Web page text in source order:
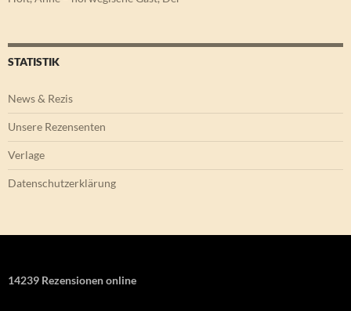
STATISTIK
News & Rezis
Unsere Rezensenten
Verlage
Datenschutzerklärung
14239 Rezensionen online